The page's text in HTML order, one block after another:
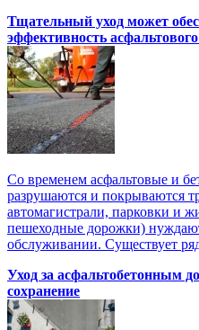
Тщательный уход может
эффективность
Со временем асфальтовые и
разрушаются и покрываются
автомагистрали, парковки и
пешеходные дорожки)
обслуживании. Существует
Уход за асфальтобетонным
сохранение